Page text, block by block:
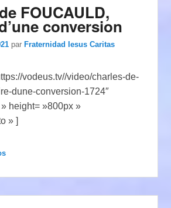
FOUCAULD,
conversion
parFraternidad Iesus Caritas
vodeus.tv//video/charles-de-
dune-conversion-1724″
height= »800px »
» ]